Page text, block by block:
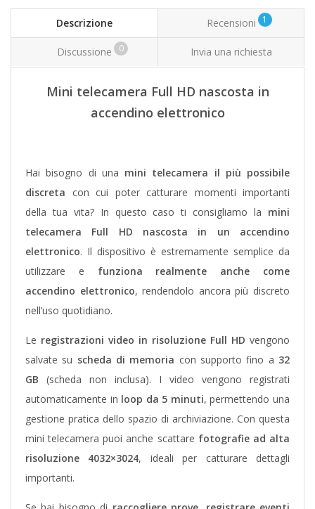
Descrizione Recensioni 1
Discussione 0 Invia una richiesta
Mini telecamera Full HD nascosta in
accendino elettronico
Hai bisogno di una mini telecamera il più possibile
discreta con cui poter catturare momenti importanti
della tua vita? In questo caso ti consigliamo la mini
telecamera Full HD nascosta in un accendino
elettronico. Il dispositivo è estremamente semplice da
utilizzare e funziona realmente anche come
accendino elettronico, rendendolo ancora più discreto
nell’uso quotidiano.
Le registrazioni video in risoluzione Full HD vengono
salvate su scheda di memoria con supporto fino a 32
GB (scheda non inclusa). I video vengono registrati
automaticamente in loop da 5 minuti, permettendo una
gestione pratica dello spazio di archiviazione. Con questa
mini telecamera puoi anche scattare fotografie ad alta
risoluzione 4032×3024, ideali per catturare dettagli
importanti.